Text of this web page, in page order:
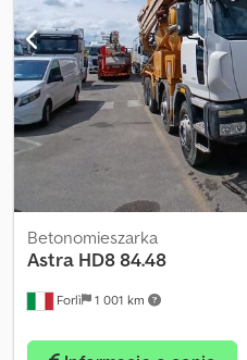
2646 6x4 Pompa do betonu
Dopuszczalna masa całkowita
węża max. 4 m Zastrzegamy
Ngmijx Apbjf Chętnie przyjmiemy
rozliczeniu. Możliwość
NUTZFAHRZEUGE GMBH Języki:
polski, ukraiński, rosyjski,
Forlì 1 001 km
Betonomieszarka
Astra HD8 84.48